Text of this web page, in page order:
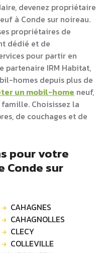
devenez propriétaire
à Conde sur noireau.
propriétaires de
dédié et de
pour partir en
partenaire IRM Habitat,
homes depuis plus de
un mobil-home neuf,
Choisissez la
de couchages et de
pour votre
Conde sur
CAHAGNES
CAHAGNOLLES
CLECY
COLLEVILLE